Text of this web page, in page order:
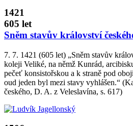
1421
605 let
Sněm stavův království
7. 7. 1421 (605 let) „Sněm stavův
koleji Veliké, na němž Kunrád,
pečeť konsistořskou a k straně pod
oud jeden byl mezi stavy vyhlášen.“
českého, D. A. z Veleslavína, s. 617)